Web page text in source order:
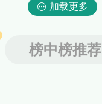
加载更多
榜中榜推荐